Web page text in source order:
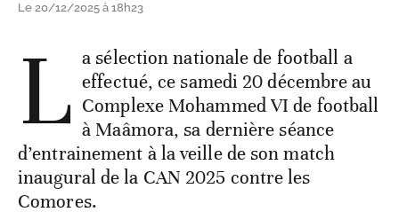
Le 20/12/2025 à 18h23
L a sélection nationale de football a
effectué, ce samedi 20 décembre au
Complexe Mohammed VI de football
à Maâmora, sa dernière séance
d’entrainement à la veille de son match
inaugural de la CAN 2025 contre les
Comores.